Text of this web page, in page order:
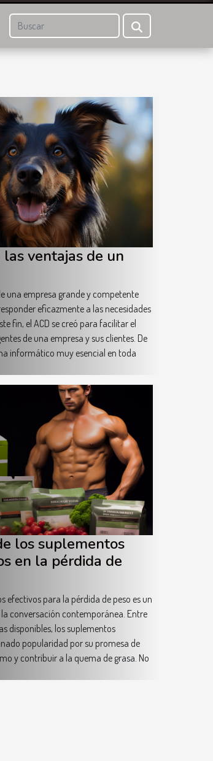
las ventajas de un
una empresa grande y competente
eficazmente a las necesidades
fin, el ACD se creó para facilitar el
de una empresa y sus clientes. De
informático muy esencial en toda
los suplementos
en la pérdida de
efectivos para la pérdida de peso es un
conversación contemporánea. Entre
disponibles, los suplementos
popularidad por su promesa de
y contribuir a la quema de grasa. No